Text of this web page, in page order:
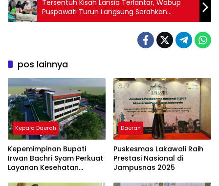
Tersentuh Kisah Lansia Terlantar, Wabup
Puspawati Turun Langsung Serahkan
Bantuan di RS
pos lainnya
Kepala Daerah
Kepemimpinan Bupati
Irwan Bachri Syam Perkuat
Layanan Kesehatan
Daerah
Puskesmas Lakawali Raih
Prestasi Nasional di
Jampusnas 2025